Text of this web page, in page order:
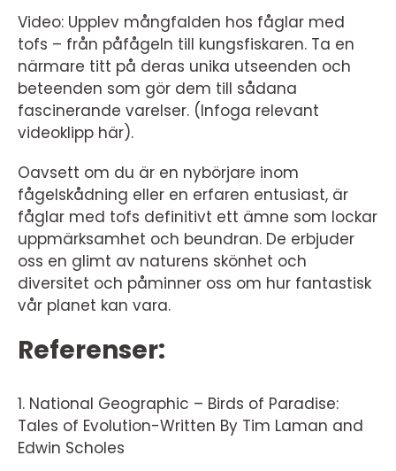
Video: Upplev mångfalden hos fåglar med
tofs – från påfågeln till kungsfiskaren. Ta en
närmare titt på deras unika utseenden och
beteenden som gör dem till sådana
fascinerande varelser. (Infoga relevant
videoklipp här).
Oavsett om du är en nybörjare inom
fågelskådning eller en erfaren entusiast, är
fåglar med tofs definitivt ett ämne som lockar
uppmärksamhet och beundran. De erbjuder
oss en glimt av naturens skönhet och
diversitet och påminner oss om hur fantastisk
vår planet kan vara.
Referenser:
1. National Geographic – Birds of Paradise:
Tales of Evolution-Written By Tim Laman and
Edwin Scholes